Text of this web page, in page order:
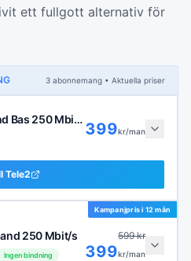
ett fullgott alternativ för
3 abonnemang • Aktuella priser
Tele2 Bredband Bas 250 Mbit/s 399kr/man
Tele2
Kampanjpris i 12 mån
250 Mbit/s
Ingen bindning
599kr
399kr/man